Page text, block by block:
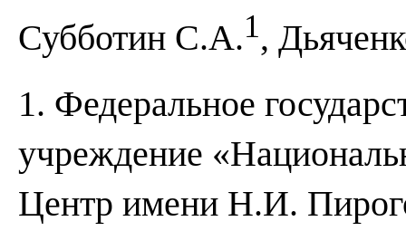
Субботин С.А.1,
1. Федеральное
учреждение
Центр имени Н.И.